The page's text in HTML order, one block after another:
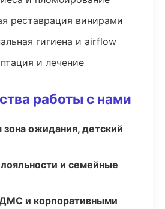
реставрация винирами
гигиена и airflow
и лечение
работы с нами
ожидания, детский
и семейные
и корпоративными